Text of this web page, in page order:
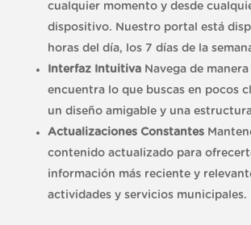
cualquier momento y desde
dispositivo. Nuestro portal está
horas del día, los 7 días de la
Interfaz IntuitivaNavega de
encuentra lo que buscas en pocos
un diseño amigable y una
Actualizaciones Constantes
contenido actualizado para
información más reciente y
actividades y servicios municipales.